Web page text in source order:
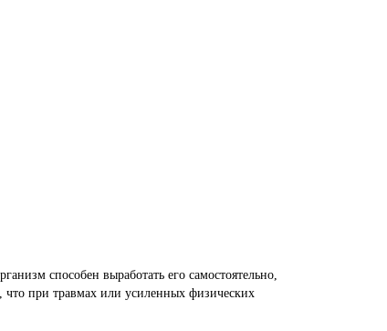
способен выработать его самостоятельно,
что при травмах или усиленных физических